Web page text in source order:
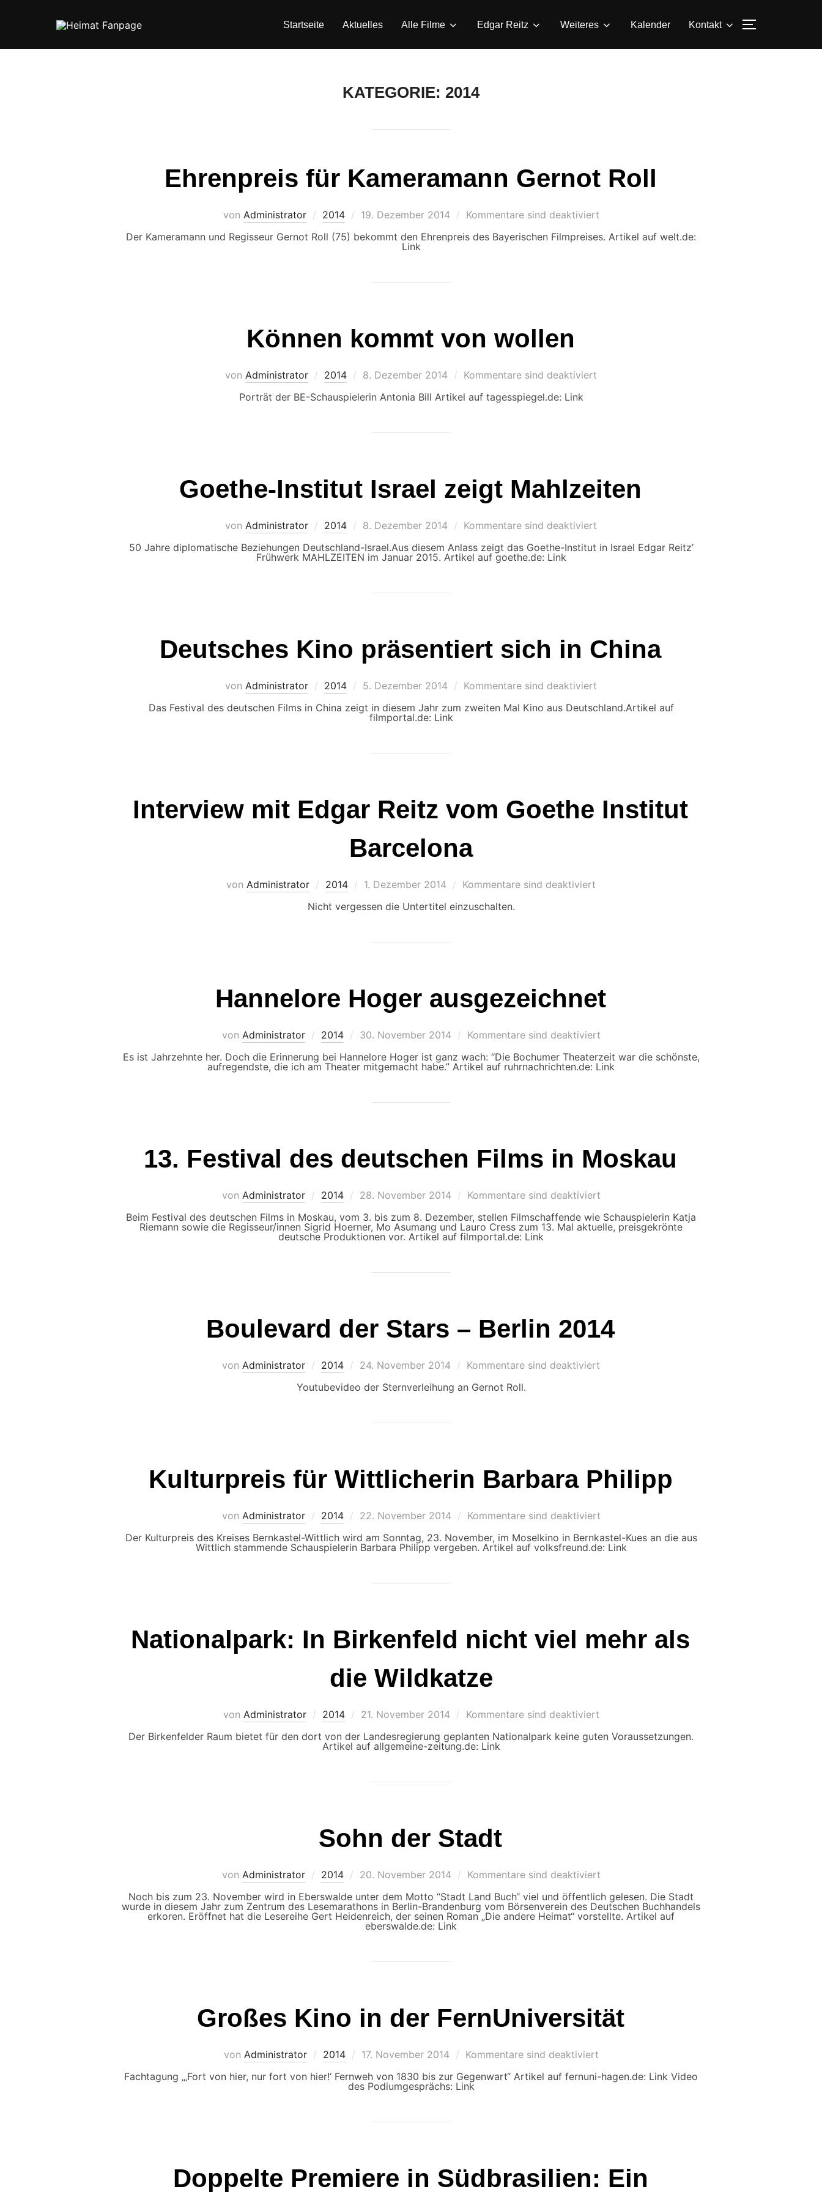
Startseite Aktuelles Alle Filme Edgar Reitz Weiteres Kalender Kontakt
KATEGORIE: 2014
Ehrenpreis für Kameramann Gernot Roll
von Administrator 2014
Veröffentlicht
19. Dezember 2014
Kommentare sind deaktiviert
Der Kameramann und Regisseur Gernot Roll (75) bekommt den Ehrenpreis des Bayerischen Filmpreises. Artikel auf welt.de:
Link
Können kommt von wollen
von Administrator 2014
Veröffentlicht
8. Dezember 2014
Kommentare sind deaktiviert
Porträt der BE-Schauspielerin Antonia Bill Artikel auf tagesspiegel.de: Link
Goethe-Institut Israel zeigt Mahlzeiten
von Administrator 2014
Veröffentlicht
8. Dezember 2014
Kommentare sind deaktiviert
50 Jahre diplomatische Beziehungen Deutschland-Israel.Aus diesem Anlass zeigt das Goethe-Institut in Israel Edgar Reitz’
Frühwerk MAHLZEITEN im Januar 2015. Artikel auf goethe.de: Link
Deutsches Kino präsentiert sich in China
von Administrator 2014
Veröffentlicht
5. Dezember 2014
Kommentare sind deaktiviert
Das Festival des deutschen Films in China zeigt in diesem Jahr zum zweiten Mal Kino aus Deutschland.Artikel auf
filmportal.de: Link
Interview mit Edgar Reitz vom Goethe Institut
Barcelona
von Administrator 2014
Veröffentlicht
1. Dezember 2014
Kommentare sind deaktiviert
Nicht vergessen die Untertitel einzuschalten.
Hannelore Hoger ausgezeichnet
von Administrator 2014
Veröffentlicht
30. November 2014
Kommentare sind deaktiviert
Es ist Jahrzehnte her. Doch die Erinnerung bei Hannelore Hoger ist ganz wach: “Die Bochumer Theaterzeit war die schönste,
aufregendste, die ich am Theater mitgemacht habe.” Artikel auf ruhrnachrichten.de: Link
13. Festival des deutschen Films in Moskau
von Administrator 2014
Veröffentlicht
28. November 2014
Kommentare sind deaktiviert
Beim Festival des deutschen Films in Moskau, vom 3. bis zum 8. Dezember, stellen Filmschaffende wie Schauspielerin Katja
Riemann sowie die Regisseur/innen Sigrid Hoerner, Mo Asumang und Lauro Cress zum 13. Mal aktuelle, preisgekrönte
deutsche Produktionen vor. Artikel auf filmportal.de: Link
Boulevard der Stars – Berlin 2014
von Administrator 2014
Veröffentlicht
24. November 2014
Kommentare sind deaktiviert
Youtubevideo der Sternverleihung an Gernot Roll.
Kulturpreis für Wittlicherin Barbara Philipp
von Administrator 2014
Veröffentlicht
22. November 2014
Kommentare sind deaktiviert
Der Kulturpreis des Kreises Bernkastel-Wittlich wird am Sonntag, 23. November, im Moselkino in Bernkastel-Kues an die aus
Wittlich stammende Schauspielerin Barbara Philipp vergeben. Artikel auf volksfreund.de: Link
Nationalpark: In Birkenfeld nicht viel mehr als
die Wildkatze
von Administrator 2014
Veröffentlicht
21. November 2014
Kommentare sind deaktiviert
Der Birkenfelder Raum bietet für den dort von der Landesregierung geplanten Nationalpark keine guten Voraussetzungen.
Artikel auf allgemeine-zeitung.de: Link
Sohn der Stadt
von Administrator 2014
Veröffentlicht
20. November 2014
Kommentare sind deaktiviert
Noch bis zum 23. November wird in Eberswalde unter dem Motto “Stadt Land Buch“ viel und öffentlich gelesen. Die Stadt
wurde in diesem Jahr zum Zentrum des Lesemarathons in Berlin-Brandenburg vom Börsenverein des Deutschen Buchhandels
erkoren. Eröffnet hat die Lesereihe Gert Heidenreich, der seinen Roman „Die andere Heimat“ vorstellte. Artikel auf
eberswalde.de: Link
Großes Kino in der FernUniversität
von Administrator 2014
Veröffentlicht
17. November 2014
Kommentare sind deaktiviert
Fachtagung „‚Fort von hier, nur fort von hier!‘ Fernweh von 1830 bis zur Gegenwart“ Artikel auf fernuni-hagen.de: Link Video
des Podiumgesprächs: Link
Doppelte Premiere in Südbrasilien: Ein